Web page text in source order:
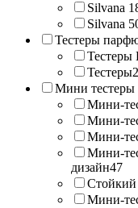
Silvana
Silvana
Тестеры
Тестеры
Тестеры
Мини
Мини-
Мини-
Мини-
Мини-
дизайн47
Мини-